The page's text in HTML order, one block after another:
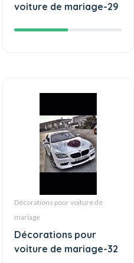
voiture de mariage-29
Décorations pour voiture de
mariage
Décorations pour
voiture de mariage-32